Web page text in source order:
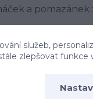
a pomazánek
služeb,
zlepšovat funkce